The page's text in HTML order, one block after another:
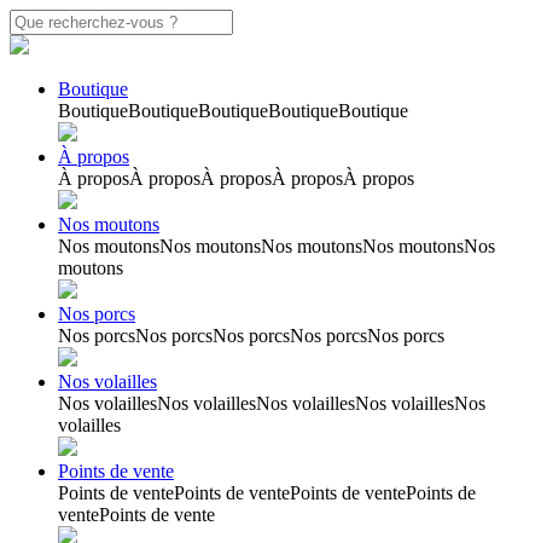
Boutique
BoutiqueBoutiqueBoutiqueBoutiqueBoutique
À propos
À proposÀ proposÀ proposÀ proposÀ propos
Nos moutons
Nos moutonsNos moutonsNos moutonsNos moutonsNos
moutons
Nos porcs
Nos porcsNos porcsNos porcsNos porcsNos porcs
Nos volailles
Nos volaillesNos volaillesNos volaillesNos volaillesNos
volailles
Points de vente
Points de ventePoints de ventePoints de ventePoints de
ventePoints de vente